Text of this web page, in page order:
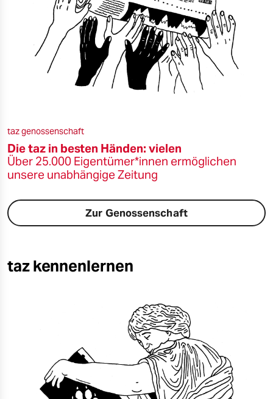
taz genossenschaft
Die taz in besten Händen: vielen
Über 25.000 Eigentümer*innen ermöglichen
unsere unabhängige Zeitung
Zur Genossenschaft
taz kennenlernen